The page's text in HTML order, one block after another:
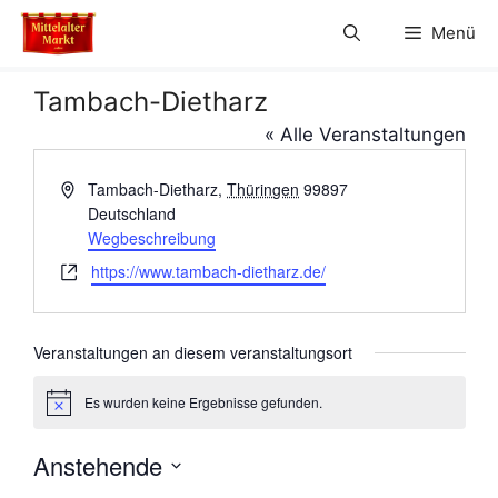
Zum
Inhalt
Menü
Tambach-Dietharz
« Alle Veranstaltungen
A
e
s
s
Tambach-Dietharz, Thüringen 99897
Deutschland
Wegbeschreibung
W
b
i
t
https://www.tambach-dietharz.de/
Veranstaltungen an diesem veranstaltungsort
H
w
e
Es wurden keine Ergebnisse gefunden.
Anstehende